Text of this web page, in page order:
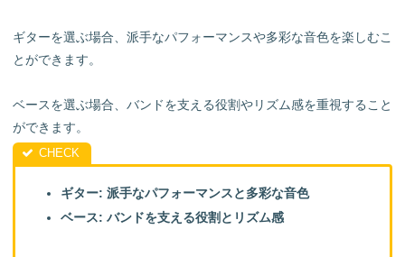
ギターを選ぶ場合、派手なパフォーマンスや多彩な音色を楽しむこ
とができます。
ベースを選ぶ場合、バンドを支える役割やリズム感を重視すること
ができます。
ギター: 派手なパフォーマンスと多彩な音色
ベース: バンドを支える役割とリズム感